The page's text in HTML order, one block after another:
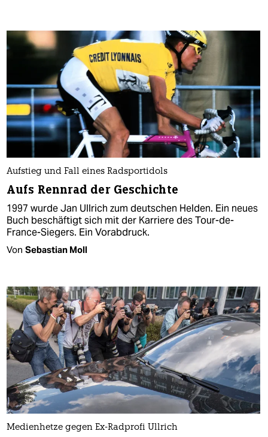
Aufstieg und Fall eines Radsportidols
Aufs Rennrad der Geschichte
1997 wurde Jan Ullrich zum deutschen Helden. Ein neues
Buch beschäftigt sich mit der Karriere des Tour-de-
France-Siegers. Ein Vorabdruck.
Von Sebastian Moll
Medienhetze gegen Ex-Radprofi Ullrich